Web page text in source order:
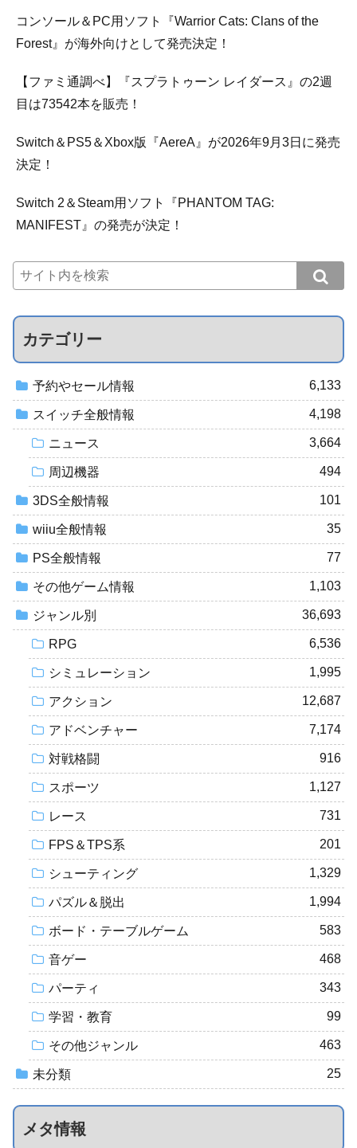
コンソール＆PC用ソフト『Warrior Cats: Clans of the
Forest』が海外向けとして発売決定！
【ファミ通調べ】『スプラトゥーン レイダース』の2週
目は73542本を販売！
Switch＆PS5＆Xbox版『AereA』が2026年9月3日に発売
決定！
Switch 2＆Steam用ソフト『PHANTOM TAG:
MANIFEST』の発売が決定！
カテゴリー
予約やセール情報 6,133
スイッチ全般情報 4,198
ニュース 3,664
周辺機器 494
3DS全般情報 101
wiiu全般情報 35
PS全般情報 77
その他ゲーム情報 1,103
ジャンル別 36,693
RPG 6,536
シミュレーション 1,995
アクション 12,687
アドベンチャー 7,174
対戦格闘 916
スポーツ 1,127
レース 731
FPS＆TPS系 201
シューティング 1,329
パズル＆脱出 1,994
ボード・テーブルゲーム 583
音ゲー 468
パーティ 343
学習・教育 99
その他ジャンル 463
未分類 25
メタ情報